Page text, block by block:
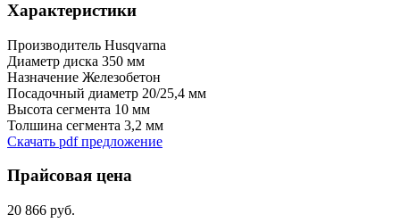
Характеристики
Производитель Husqvarna
Диаметр диска 350 мм
Назначение Железобетон
Посадочный диаметр 20/25,4 мм
Высота сегмента 10 мм
Толшина сегмента 3,2 мм
Скачать pdf предложение
Прайсовая цена
20 866 руб.